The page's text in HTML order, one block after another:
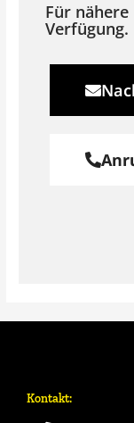
Für
Verfügung.
Kontakt: